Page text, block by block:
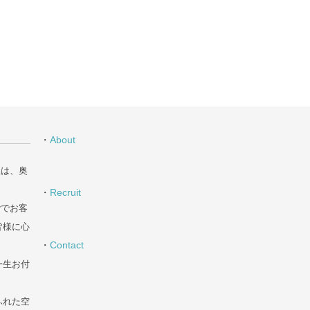
、奥
お客
様に心
生お付
空
・ About
・ Recruit
・ Contact